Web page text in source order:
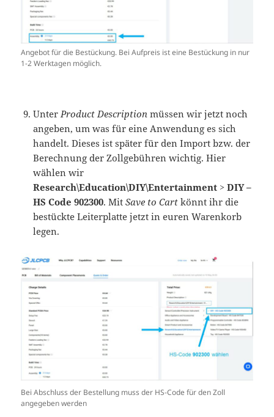
Angebot für die Bestückung. Bei Aufpreis ist eine Bestückung in nur
1-2 Werktagen möglich.
UnterProduct Description müssen wir jetzt noch
angeben, um was für eine Anwendung es sich
handelt. Dieses ist später für den Import bzw. der
Berechnung der Zollgebühren wichtig. Hier
wählen wir
Research\Education\DIY\Entertainment > DIY –
HS Code 902300. MitSave to Cart könnt ihr die
bestückte Leiterplatte jetzt in euren Warenkorb
legen.
Bei Abschluss der Bestellung muss der HS-Code für den Zoll
angegeben werden